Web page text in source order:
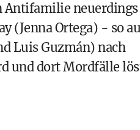
Antifamilie
(Jenna Ortega) - so
Luis Guzmán) nach
und dort Mordfälle